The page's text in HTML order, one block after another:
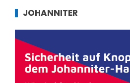
JOHANNITER